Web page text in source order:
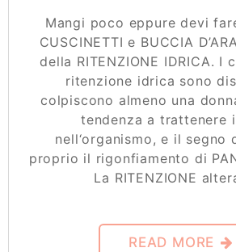
Mangi poco eppure devi
CUSCINETTI e BUCCIA
della RITENZIONE IDRICA. I
ritenzione idrica sono
colpiscono almeno una
tendenza a trattenere
nell‘organismo, e il segno
proprio il rigonfiamento di
La RITENZIONE
READ MORE